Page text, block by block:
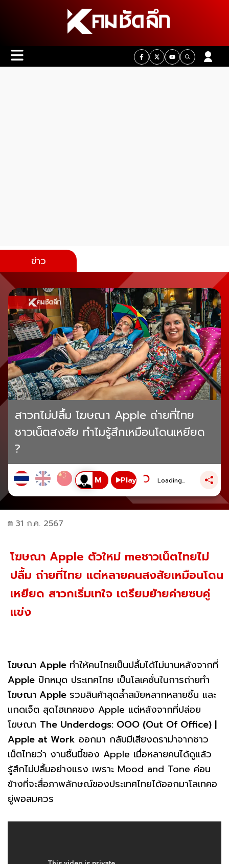
ข่าว
สาวกไม่ปลื้ม โฆษณา Apple ถ่ายที่ไทย
ชาวเน็ตสงสัย ทำไมรู้สึกเหมือนโดนเหยียด
?
Play Loading...
31 ก.ค. 2567
โฆษณา Apple ตัวใหม่ meชาวเน็ตไทยไม่
ปลื้ม ถ่ายที่ไทย แต่หลายคนสงสัยเหมือนโดน
เหยียด สาวกเริ่มเทใจ เตรียมย้ายค่ายซบคู่
แข่ง
โฆษณา Apple ทำให้คนไทยเป็นปลื้มได้ไม่นานหลังจากที่
Apple ปักหมุด ประเทศไทย เป็นโลเคชั่นในการถ่ายทำ
โฆษณา Apple รวมสินค้าสุดล้ำสมัยหลากหลายชิ้น และ
แกดเจ็ต สุดไฮเทคของ Apple แต่หลังจากที่ปล่อย
โฆษณา The Underdogs: OOO (Out Of Office) |
Apple at Work ออกมา กลับมีเสียงดราม่าจากชาว
เน็ตไทยว่า งานชิ้นนี้ของ Apple เมื่อหลายคนได้ดูแล้ว
รู้สึกไม่ปลื้มอย่างแรง เพราะ Mood and Tone ค่อน
ข้างที่จะสื่อภาพลักษณ์ของประเทศไทยได้ออกมาโลเทคอ
ยู่พอสมควร